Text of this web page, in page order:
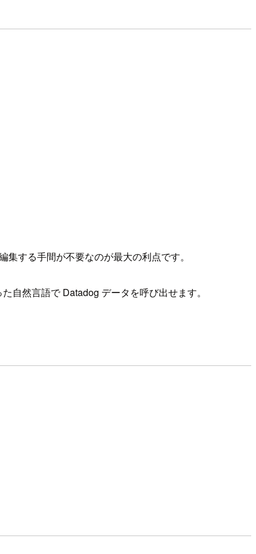
集する手間が不要なのが最大の利点です。
自然言語で Datadog データを呼び出せます。